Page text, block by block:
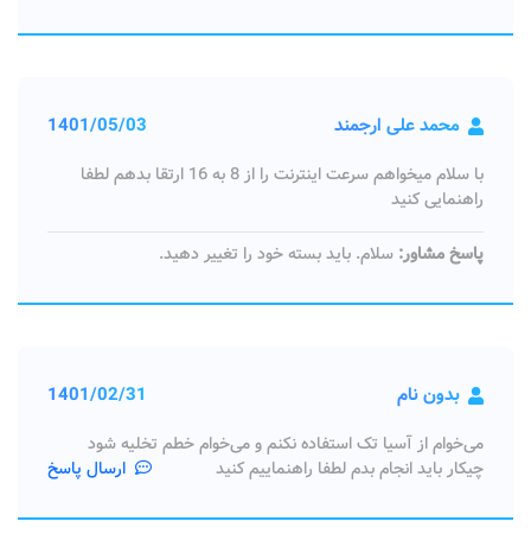
محمد علی ارجمند 1401/05/03
با سلام میخواهم سرعت اینترنت را از 8 به 16 ارتقا بدهم لطفا
راهنمایی کنید
پاسخ مشاور: سلام. باید بسته خود را تغییر دهید.
بدون نام 1401/02/31
می‌خوام از آسیا تک استفاده نکنم و می‌خوام خطم تخلیه شود
چیکار باید انجام بدم لطفا راهنماییم کنید
ارسال پاسخ